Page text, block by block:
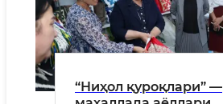
“Ниҳол қуроқлари” —